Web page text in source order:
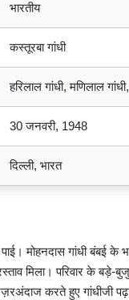
भारतीय
कस्तूरबा गांधी
हरिलाल गांधी, मणिलाल
30 जनवरी, 1948
दिल्ली, भारत
पाई। मोहनदास गांधी
मिला। परिवार के बड़े-
करते हुए गांधीजी